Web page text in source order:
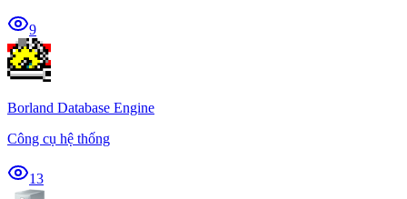
9
Borland Database Engine
Công cụ hệ thống
13